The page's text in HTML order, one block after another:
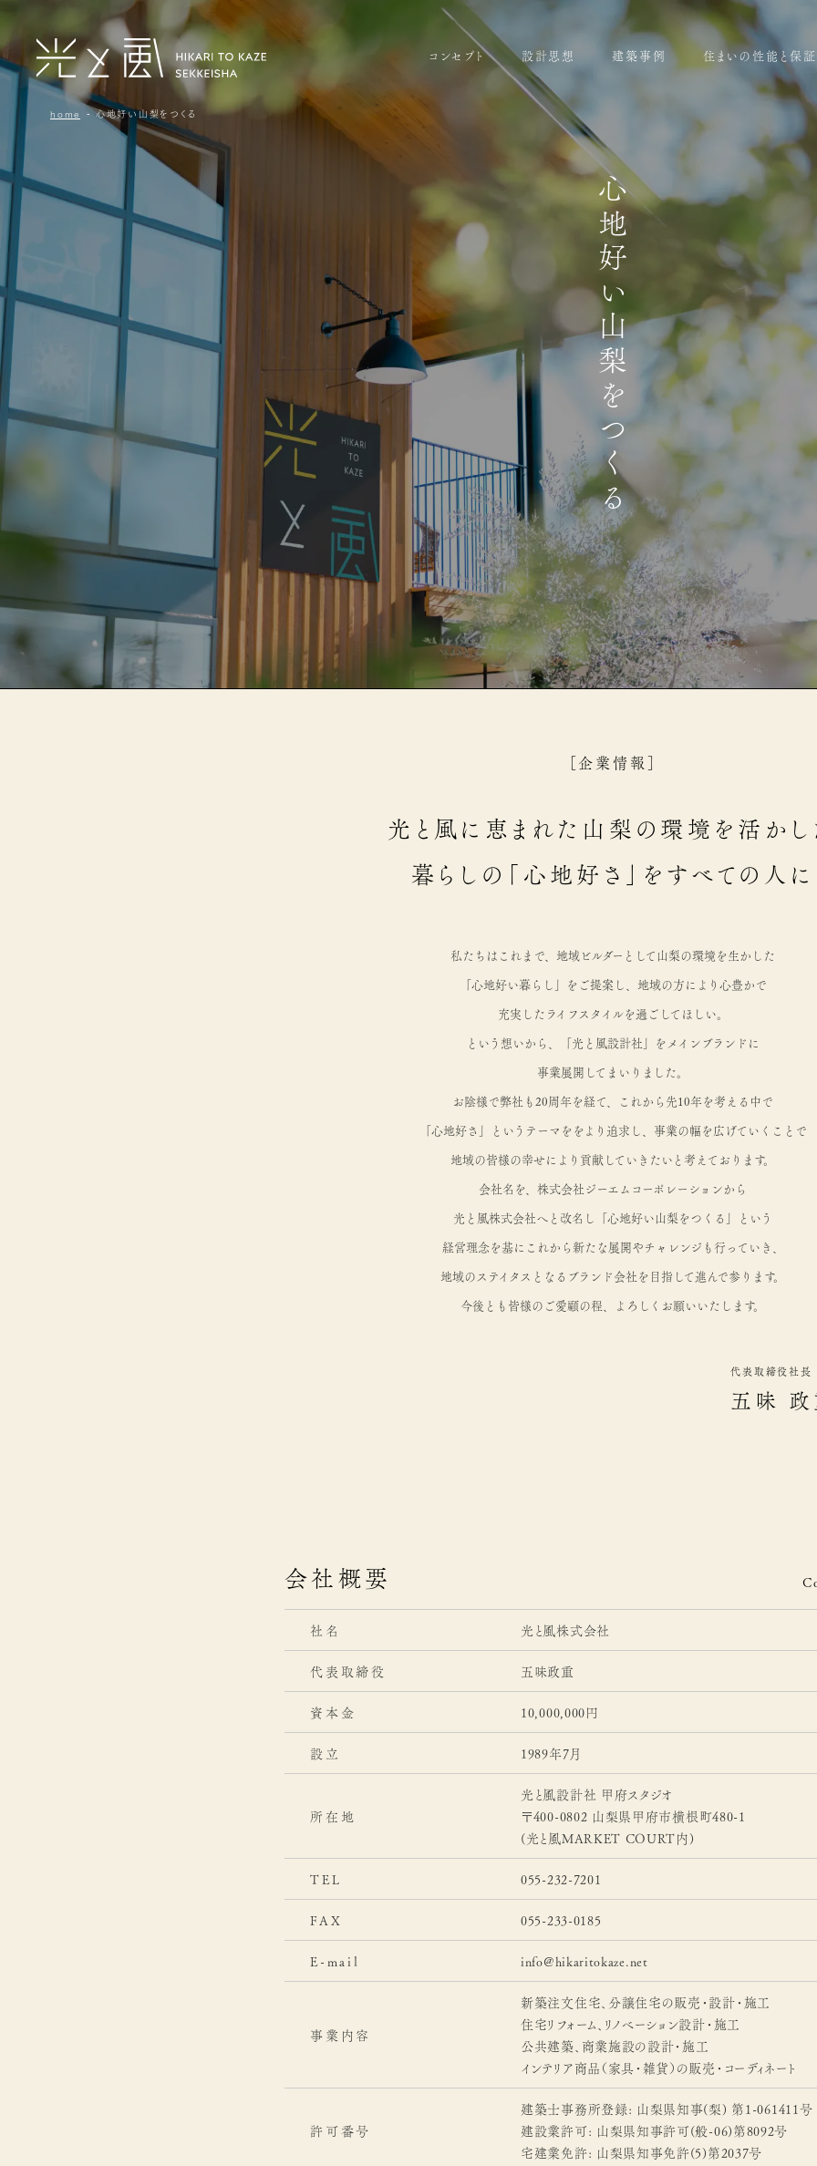
コンセプト 設計思想 建築事例 住まいの性能と保証
home 心地好い山梨をつくる
心地好い山梨をつくる
［企業情報］
光と風に恵まれた 山梨の環境を活か
暮らしの「心地好さ」をすべての人に
私たちはこれまで、地域ビルダーとして山梨の環境を生かした
「心地好い暮らし」をご提案し、地域の方により心豊かで
充実したライフスタイルを過ごしてほしい。
という想いから、「光と風設計社」をメインブランドに
事業展開してまいりました。
お陰様で弊社も20周年を経て、これから先10年を考える中で
「心地好さ」というテーマををより追求し、事業の幅を広げていくことで
地域の皆様の幸せにより貢献していきたいと考えております。
会社名を、株式会社ジーエムコーポレーションから
光と風株式会社へと改名し「心地好い山梨をつくる」という
経営理念を基にこれから新たな展開やチャレンジも行っていき、
地域のステイタスとなるブランド会社を目指して進んで参ります。
今後とも皆様のご愛顧の程、よろしくお願いいたします。
代表取締役社長
五味
会社概要
社名 光と風株式会社
代表取締役 五味政重
資本金 10,000,000円
設立 1989年7月
所在地
光と風設計社 甲府スタジオ
〒400-0802 山梨県甲府市横根町480-1
(光と風MARKET COURT内)
TEL 055-232-7201
FAX 055-233-0185
E-mail info@hikaritokaze.net
事業内容
新築注文住宅、分譲住宅の販売・設計・施工
住宅リフォーム、リノベーション設計・施工
公共建築、商業施設の設計・施工
インテリア商品（家具・雑貨）の販売・コーディネート
許可番号
建築士事務所登録: 山梨県知事(梨) 第1-061411号
建設業許可: 山梨県知事許可(般-06)第8092号
宅建業免許: 山梨県知事免許(5)第2037号